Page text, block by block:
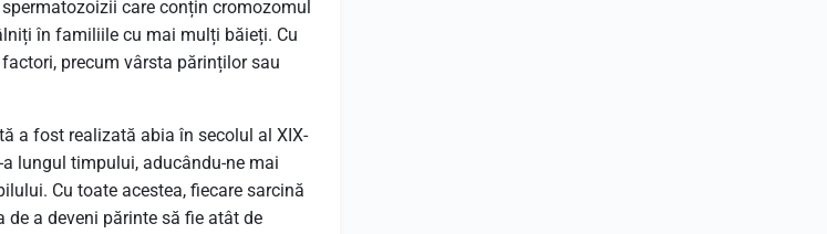
care conțin cromozomul
în familiile cu mai mulți băieți. Cu
precum vârsta părinților sau
a fost realizată abia în secolul al XIX-
lungul timpului, aducându-ne mai
Cu toate acestea, fiecare sarcină
de a deveni părinte să fie atât de